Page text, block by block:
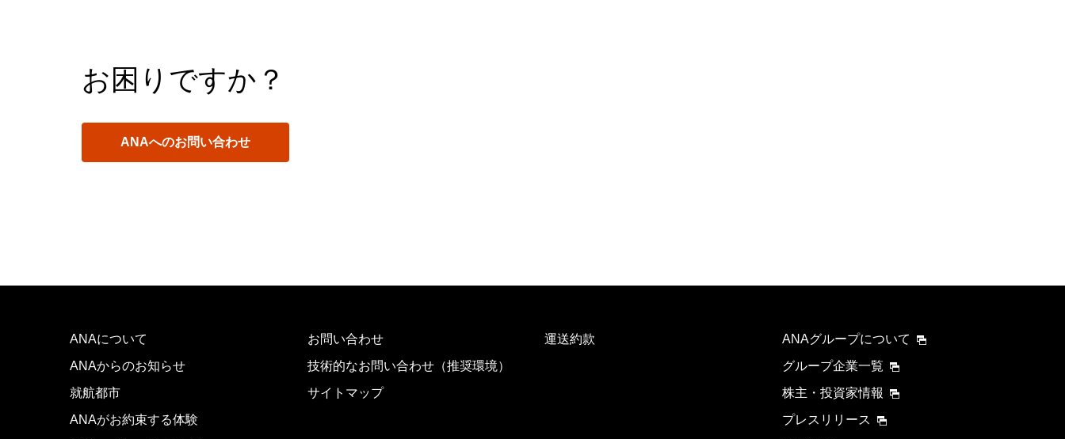
お困りですか？
ANAへのお問い合わせ
ANAについて
ANAからのお知らせ
就航都市
ANAがお約束する体験
お問い合わせ
技術的なお問い合わせ（推奨環境）
サイトマップ
運送約款
ANAグループについて
グループ企業一覧
株主・投資家情報
プレスリリース